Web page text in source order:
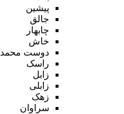
پیشین
جالق
چابهار
خاش
دوست محمد
راسک
زابل
زابلی
زهک
سراوان